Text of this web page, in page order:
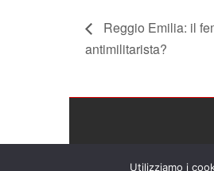
Reggio Emilia: il
antimilitarista?
Utilizziamo i